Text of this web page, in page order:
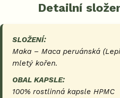
Detailní
SLOŽENÍ:
Maka – Maca peruánská
mletý kořen.
OBAL KAPSLE:
100% rostlinná kapsle HPMC